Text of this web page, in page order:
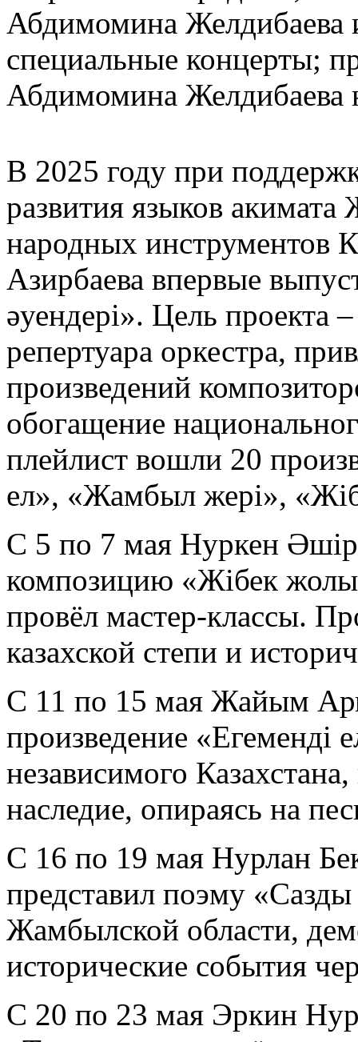
Абдимомина Желдибаева
специальные концерты;
Абдимомина Желдибаева
В 2025 году при
развития языков
народных инструментов
Азирбаева впервые
әуендері». Цель проекта
репертуара оркестра,
произведений
обогащение
плейлист вошли 20
ел», «Жамбыл жері»,
С 5 по 7 мая Нуркен
композицию «Жібек
провёл мастер-классы.
казахской степи и
С 11 по 15 мая Жайым
произведение «Егеменді
независимого
наследие, опираясь на
С 16 по 19 мая Нурлан
представил поэму
Жамбылской области,
исторические события
С 20 по 23 мая Эркин